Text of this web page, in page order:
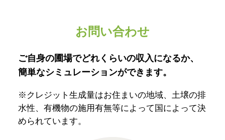
お問い合わせ
ご自身の圃場でどれくらいの収入になるか、
簡単なシミュレーションができます。
※クレジット生成量はお住まいの地域、土壌の排
水性、有機物の施用有無等によって国によって決
められています。